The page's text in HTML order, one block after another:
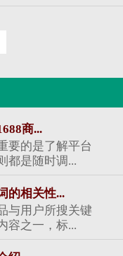
商...
要的是了解平台
都是随时调...
的相关性...
与用户所搜关键
容之一，标...